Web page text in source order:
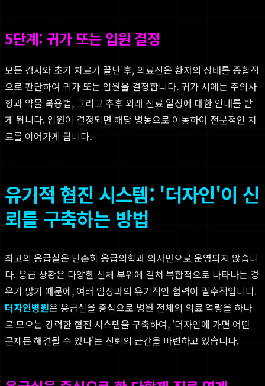
5단계: 귀가 또는 입원 결정
모든 검사와 초기 치료가 끝난 후, 의료진은 환자의 상태를 종합적
으로 판단하여 귀가 또는 입원을 결정합니다. 귀가 시에는 주의사
항과 약물 복용법, 그리고 추후 외래 진료 일정에 대한 안내를 받
게 됩니다. 입원이 결정되면 해당 병동으로 이동하여 전문적인 치
료를 이어가게 됩니다.
유기적 협진 시스템: '더자인'이 신
뢰를 구축하는 방법
최고의 응급실은 단순히 응급의학과 의사만으로 운영되지 않습니
다. 응급 상황은 다양한 신체 부위에 걸쳐 복합적으로 나타나는 경
우가 많기 때문에, 여러 임상과의 유기적인 협력이 필수적입니다.
더자인병원은 응급실을 중심으로 병원 전체의 의료 역량을 하나
로 모으는 강력한 협진 시스템을 구축하여, '더자인에 가면 어떤
문제든 해결될 수 있다'는 신뢰의 근간을 마련하고 있습니다.